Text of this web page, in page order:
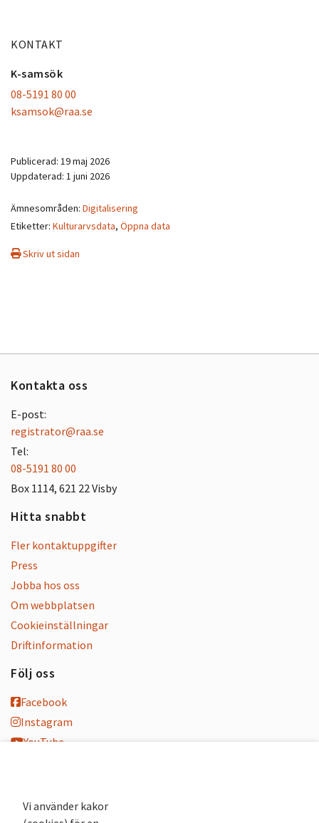
KONTAKT
K-samsök
08-5191 80 00
ksamsok@raa.se
Publicerad: 19 maj 2026
Uppdaterad: 1 juni 2026
Ämnesområden: Digitalisering
Etiketter: Kulturarvsdata, Öppna data
Skriv ut sidan
Kontakta oss
E-post:
registrator@raa.se
Tel:
08-5191 80 00
Box 1114, 621 22 Visby
Hitta snabbt
Fler kontaktuppgifter
Press
Jobba hos oss
Om webbplatsen
Cookieinställningar
Driftinformation
Följ oss
Facebook
Instagram
YouTube
Nyhetsbrev
Vi använder kakor